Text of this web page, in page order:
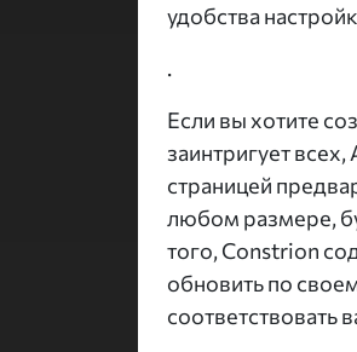
удобства
.
Если вы хотите
заинтригует
страницей
любом размере,
того, Constrion
обновить по
соответствовать